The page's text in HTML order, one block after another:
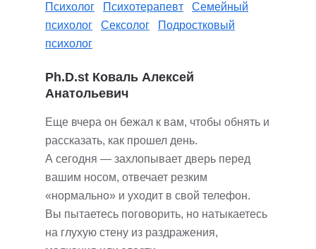
Психолог Психотерапевт
Семейный
психолог
Сексолог
Подростковый
психолог
Ph.D.st Коваль Алексей
Анатольевич
Еще вчера он бежал к вам, чтобы обнять и
рассказать, как прошел день.
А сегодня — захлопывает дверь перед
вашим носом, отвечает резким
«нормально» и уходит в свой телефон.
Вы пытаетесь поговорить, но натыкаетесь
на глухую стену из раздражения,